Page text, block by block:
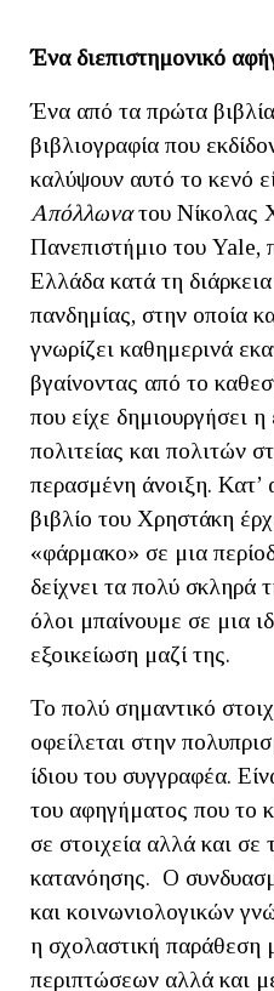
Ένα διεπιστημονικό
Ένα από τα πρώτα
βιβλιογραφία που
καλύψουν αυτό το κενό
Απόλλωνατου Νίκολας
Πανεπιστήμιο του Yale,
Ελλάδα κατά τη
πανδημίας, στην οποία
γνωρίζει καθημερινά
βγαίνοντας από το
που είχε δημιουργήσει η
πολιτείας και πολιτών
περασμένη άνοιξη. Κατ’
βιβλίο του Χρηστάκη
«φάρμακο» σε μια
δείχνει τα πολύ σκληρά
όλοι μπαίνουμε σε μια
εξοικείωση μαζί της.
Το πολύ σημαντικό
οφείλεται στην
ίδιου του συγγραφέα.
του αφηγήματος που το
σε στοιχεία αλλά και σε
κατανόησης. Ο
και κοινωνιολογικών
η σχολαστική
περιπτώσεων αλλά και